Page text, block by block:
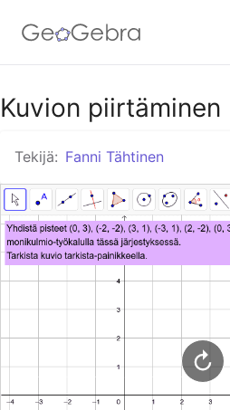
Google Classroom
GeoGebra Classroom
Kirjaudu
Kuvion piirtäminen
Tekijä: Fanni Tähtinen